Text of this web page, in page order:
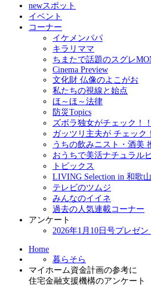
newスポット
イベント
コーナー
イケメンパパ
キラリママ
ちまたで話題のスグレ
Cinema Preview
文化財 仏像のよこがお
私たちの視線と始点
ほ～ほ～法律
防災Topics
ズボラ独女がチェック！
ガッツリ主夫が チェック
うちの飲みニスト・酒美
おうちで美活ナチュラル
トピックス
LIVING Selection in 和歌山
テレビのツムジ
みんなのイイネ
過去の人気連載コーナー
アンケート
2026年1月10日号プレゼ
Home
暮らそら
マイホーム資金計画の参考に
住宅金融支援機構のアンケート